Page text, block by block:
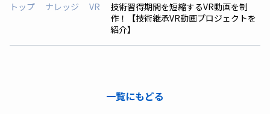
トップ ナレッジ VR
技術習得期間を短縮するVR動画を制
作！【技術継承VR動画プロジェクトを
紹介】
一覧にもどる